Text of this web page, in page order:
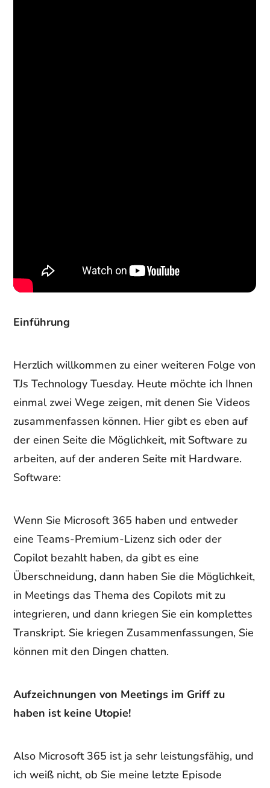
Einführung
Herzlich willkommen zu einer weiteren Folge von
TJs Technology Tuesday. Heute möchte ich Ihnen
einmal zwei Wege zeigen, mit denen Sie Videos
zusammenfassen können. Hier gibt es eben auf
der einen Seite die Möglichkeit, mit Software zu
arbeiten, auf der anderen Seite mit Hardware.
Software:
Wenn Sie Microsoft 365 haben und entweder
eine Teams-Premium-Lizenz sich oder der
Copilot bezahlt haben, da gibt es eine
Überschneidung, dann haben Sie die Möglichkeit,
in Meetings das Thema des Copilots mit zu
integrieren, und dann kriegen Sie ein komplettes
Transkript. Sie kriegen Zusammenfassungen, Sie
können mit den Dingen chatten.
Aufzeichnungen von Meetings im Griff zu
haben ist keine Utopie!
Also Microsoft 365 ist ja sehr leistungsfähig, und
ich weiß nicht, ob Sie meine letzte Episode